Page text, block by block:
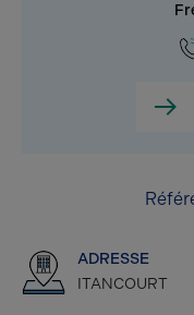
ADRESSE
ITANCOURT